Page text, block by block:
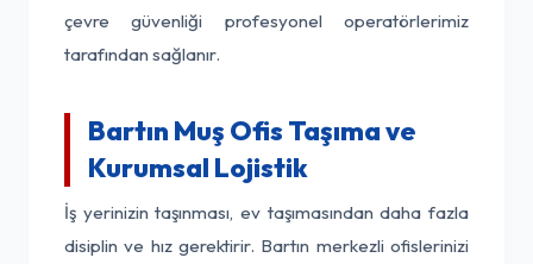
çevre güvenliği profesyonel operatörlerimiz
tarafından sağlanır.
Bartın Muş Ofis Taşıma ve
Kurumsal Lojistik
İş yerinizin taşınması, ev taşımasından daha fazla
disiplin ve hız gerektirir. Bartın merkezli ofislerinizi